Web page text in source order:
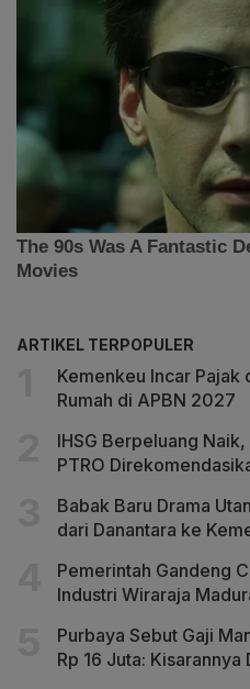
ARTIKEL TERPOPULER
Kemenkeu Incar Pajak
Rumah di APBN 2027
IHSG Berpeluang
PTRO
Babak Baru Drama
dari Danantara ke
Pemerintah Gandeng
Industri Wiraraja
Purbaya Sebut Gaji
Rp 16 Juta: Kisarannya